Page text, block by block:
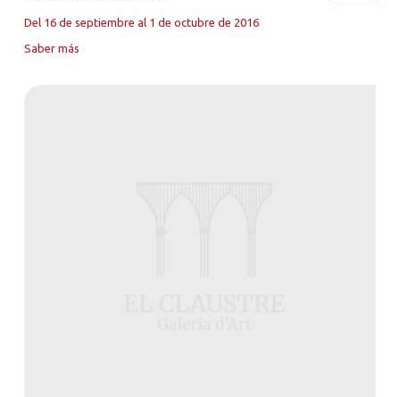
Del 16 de septiembre al 1 de octubre de 2016
Saber más